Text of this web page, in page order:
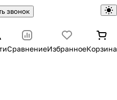
звонок
СравнениеИзбранноеКорзина